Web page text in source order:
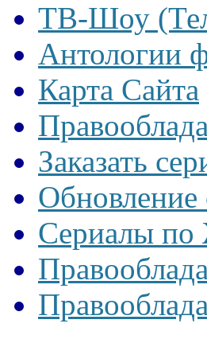
ТВ-Шоу
Антологии
Карта Сайта
Заказать
Обновление
Сериалы